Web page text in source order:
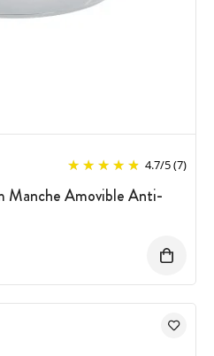
4.7/5(7)
Manche Amovible Anti-